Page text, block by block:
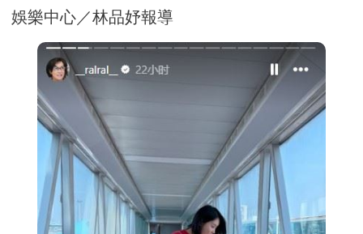
娛樂中心／林品妤報導